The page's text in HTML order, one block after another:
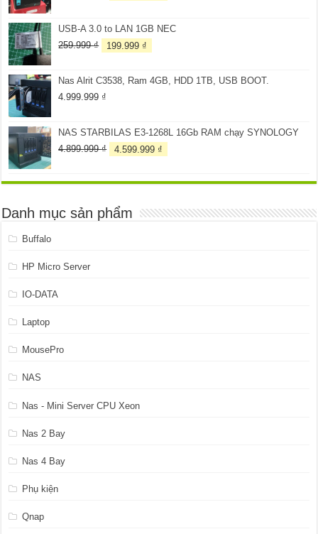
4.399.999 ₫.
là:
USB-A 3.0 to LAN 1GB NEC
259.999₫
Giá
259.999 ₫.
199.999 ₫
là:
Nas Alrit C3538, Ram 4GB, HDD 1TB, USB BOOT.
4.999.999 ₫
NAS STARBILAS E3-1268L 16Gb RAM chạy SYNOLOGY
4.899.999₫
Giá
4.899.999 ₫.
4.599.999 ₫
là:
Danh mục sản phẩm
Buffalo
HP Micro Server
IO-DATA
Laptop
MousePro
NAS
Nas - Mini Server CPU Xeon
Nas 2 Bay
Nas 4 Bay
Phụ kiện
Qnap